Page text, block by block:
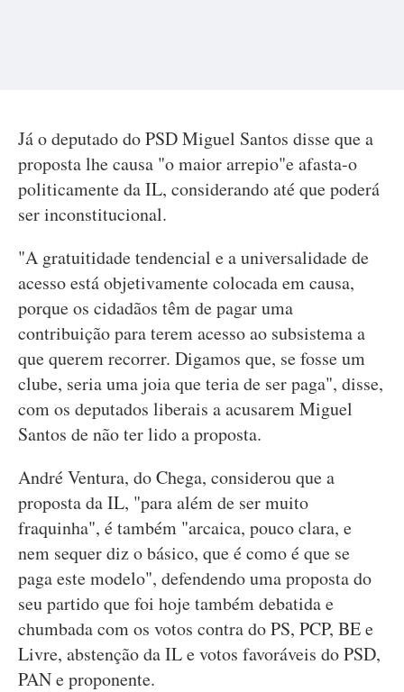
Já o deputado do PSD Miguel Santos disse que a
proposta lhe causa "o maior arrepio"e afasta-o
politicamente da IL, considerando até que poderá
ser inconstitucional.
"A gratuitidade tendencial e a universalidade de
acesso está objetivamente colocada em causa,
porque os cidadãos têm de pagar uma
contribuição para terem acesso ao subsistema a
que querem recorrer. Digamos que, se fosse um
clube, seria uma joia que teria de ser paga", disse,
com os deputados liberais a acusarem Miguel
Santos de não ter lido a proposta.
André Ventura, do Chega, considerou que a
proposta da IL, "para além de ser muito
fraquinha", é também "arcaica, pouco clara, e
nem sequer diz o básico, que é como é que se
paga este modelo", defendendo uma proposta do
seu partido que foi hoje também debatida e
chumbada com os votos contra do PS, PCP, BE e
Livre, abstenção da IL e votos favoráveis do PSD,
PAN e proponente.